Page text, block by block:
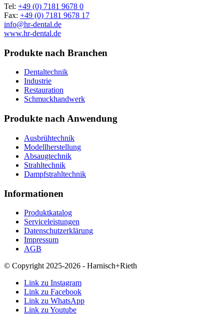
Tel: +49 (0) 7181 9678 0
Fax: +49 (0) 7181 9678 17
info@hr-dental.de
www.hr-dental.de
Produkte nach Branchen
Dentaltechnik
Industrie
Restauration
Schmuckhandwerk
Produkte nach Anwendung
Ausbrühtechnik
Modellherstellung
Absaugtechnik
Strahltechnik
Dampfstrahltechnik
Informationen
Produktkatalog
Serviceleistungen
Datenschutzerklärung
Impressum
AGB
© Copyright 2025-2026 - Harnisch+Rieth
Link zu Instagram
Link zu Facebook
Link zu WhatsApp
Link zu Youtube